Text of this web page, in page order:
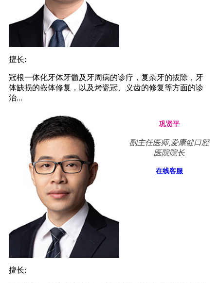
擅长:
冠根一体化牙体牙髓及牙周病的诊疗，复杂牙的拔除，牙
体缺损的嵌体修复，以及烤瓷冠、义齿的修复等方面的诊
治...
巩贤平
副主任医师,爱康健口腔
医院院长
在线客服
擅长: